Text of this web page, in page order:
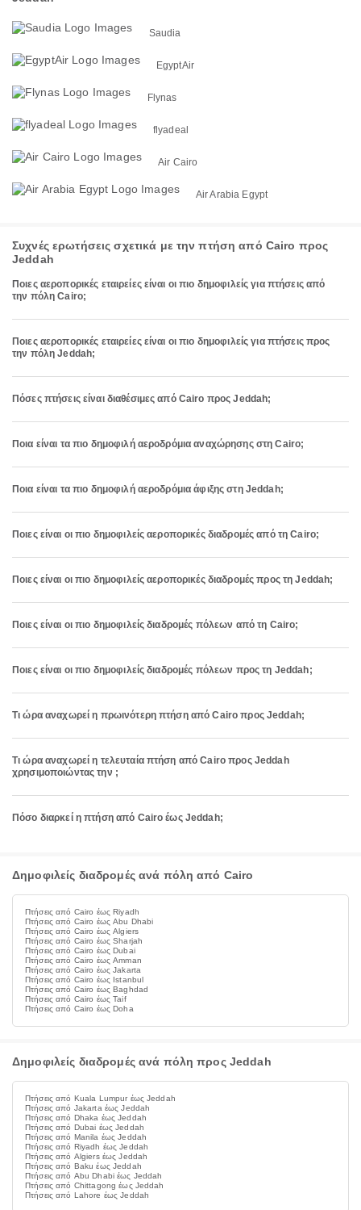
Saudia
EgyptAir
Flynas
flyadeal
Air Cairo
Air Arabia Egypt
Συχνές ερωτήσεις σχετικά με την πτήση από Cairo προς
Jeddah
Ποιες αεροπορικές εταιρείες είναι οι πιο δημοφιλείς για πτήσεις από
την πόλη Cairo;
Ποιες αεροπορικές εταιρείες είναι οι πιο δημοφιλείς για πτήσεις προς
την πόλη Jeddah;
Πόσες πτήσεις είναι διαθέσιμες από Cairo προς Jeddah;
Ποια είναι τα πιο δημοφιλή αεροδρόμια αναχώρησης στη Cairo;
Ποια είναι τα πιο δημοφιλή αεροδρόμια άφιξης στη Jeddah;
Ποιες είναι οι πιο δημοφιλείς αεροπορικές διαδρομές από τη Cairo;
Ποιες είναι οι πιο δημοφιλείς αεροπορικές διαδρομές προς τη Jeddah;
Ποιες είναι οι πιο δημοφιλείς διαδρομές πόλεων από τη Cairo;
Ποιες είναι οι πιο δημοφιλείς διαδρομές πόλεων προς τη Jeddah;
Τι ώρα αναχωρεί η πρωινότερη πτήση από Cairo προς Jeddah;
Τι ώρα αναχωρεί η τελευταία πτήση από Cairo προς Jeddah
χρησιμοποιώντας την ;
Πόσο διαρκεί η πτήση από Cairo έως Jeddah;
Δημοφιλείς διαδρομές ανά πόλη από Cairo
Πτήσεις από Cairo έως Riyadh
Πτήσεις από Cairo έως Abu Dhabi
Πτήσεις από Cairo έως Algiers
Πτήσεις από Cairo έως Sharjah
Πτήσεις από Cairo έως Dubai
Πτήσεις από Cairo έως Amman
Πτήσεις από Cairo έως Jakarta
Πτήσεις από Cairo έως Istanbul
Πτήσεις από Cairo έως Baghdad
Πτήσεις από Cairo έως Taif
Πτήσεις από Cairo έως Doha
Δημοφιλείς διαδρομές ανά πόλη προς Jeddah
Πτήσεις από Kuala Lumpur έως Jeddah
Πτήσεις από Jakarta έως Jeddah
Πτήσεις από Dhaka έως Jeddah
Πτήσεις από Dubai έως Jeddah
Πτήσεις από Manila έως Jeddah
Πτήσεις από Riyadh έως Jeddah
Πτήσεις από Algiers έως Jeddah
Πτήσεις από Baku έως Jeddah
Πτήσεις από Abu Dhabi έως Jeddah
Πτήσεις από Chittagong έως Jeddah
Πτήσεις από Lahore έως Jeddah